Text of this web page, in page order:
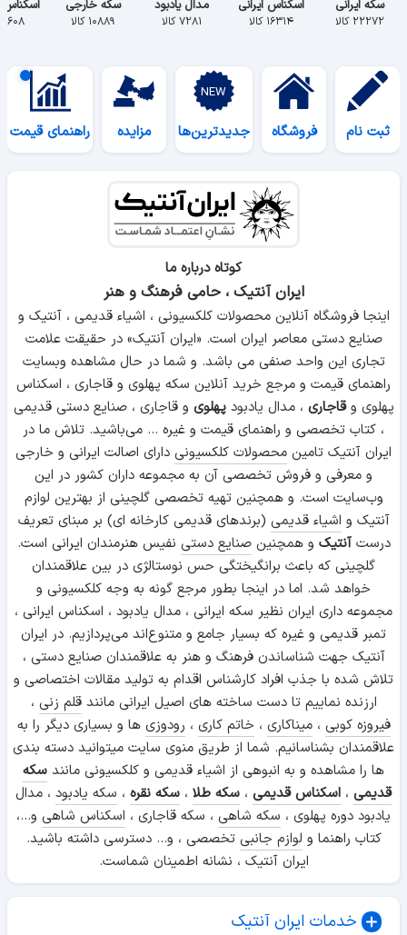
سکه ایرانی
۲۲۲۷۲ کالا
اسکناس ایرانی
۱۶۳۱۴ کالا
مدال یادبود
۷۲۸۱ کالا
سکه خارجی
۱۰۸۸۹ کالا ۵۶۰۸ کالا
ثبت نام فروشگاه جدیدترین‌ها مزایده راهنمای قیمت
کوتاه درباره ما
ایران آنتیک ، حامی فرهنگ و هنر
اینجا فروشگاه آنلاین محصولات کلکسیونی ، اشیاء قدیمی ، آنتیک و
صنایع دستی معاصر ایران است. «ایران آنتیک» در حقیقت علامت
تجاری این واحد صنفی می باشد. و شما در حال مشاهده وبسایت
راهنمای قیمت و مرجع خرید آنلاین سکه پهلوی و قاجاری ، اسکناس
پهلوی وقاجاری ، مدال یادبودپهلوی و قاجاری ، صنایع دستی قدیمی
، کتاب تخصصی و راهنمای قیمت و غیره ... می‌باشید. تلاش ما در
ایران آنتیک تامین محصولات کلکسیونی دارای اصالت ایرانی و خارجی
و معرفی و فروش تخصصی آن به مجموعه داران کشور در این
وب‌سایت است. و همچنین تهیه تخصصی گلچینی از بهترین لوازم
آنتیک و اشیاء قدیمی (برندهای قدیمی کارخانه ای) بر مبنای تعریف
درستآنتیک و همچنینصنایع دستی نفیس هنرمندان ایرانی است.
گلچینی که باعث برانگیختگی حس نوستالژی در بین علاقمندان
خواهد شد. اما در اینجا بطور مرجع گونه به وجه کلکسیونی و
مجموعه داری ایران نظیر سکه ایرانی ، مدال یادبود ، اسکناس ایرانی ،
تمبر قدیمی و غیره که بسیار جامع و متنوع‌اند می‌پردازیم. در ایران
آنتیک جهت شناساندن فرهنگ و هنر به علاقمندان صنایع دستی ،
تلاش شده با جذب افراد کارشناس اقدام به تولید مقالات اختصاصی و
ارزنده نماییم تا دست ساخته های اصیل ایرانی مانندقلم زنی ،
فیروزه کوبی ،میناکاری ، خاتم کاری ، رودوزی ها و بسیاری دیگر را به
علاقمندان بشناسانیم. شما از طریق منوی سایت میتوانید دسته بندی
ها را مشاهده و به انبوهی از اشیاء قدیمی و کلکسیونی مانند سکه
قدیمی ، اسکناس قدیمی ، سکه طلا ، سکه نقره ، سکه یادبود ، مدال
یادبود دوره پهلوی ، سکه شاهی ، سکه قاجاری ، اسکناس شاهی و...،
کتاب راهنما و لوازم جانبی تخصصی ، و... دسترسی داشته باشید.
ایران آنتیک ، نشانه اطمینان شماست.
خدمات ایران آنتیک